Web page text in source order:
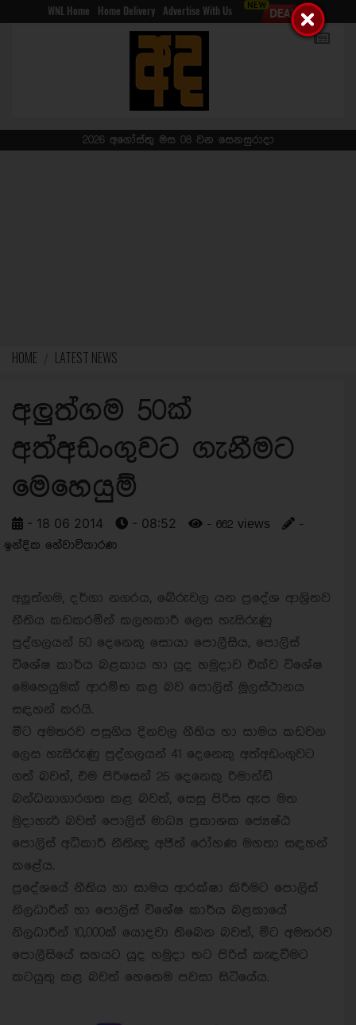
WNL Home Home Delivery Advertise With Us
2026 අගෝස්තු මස 08 වන සෙනසුරාදා
HOME LATEST NEWS
අලුත්ගම 50ක්
අත්අඩංගුවට ගැනීමට
මෙහෙයුම්
- 18 06 2014 - 08:52 - 662 views
-
ඉන්දික හේවාවිතාරණ
අලුත්ගම, දර්ගා නගරය, බේරුවල යන ප්‍රදේශ ආශ්‍රිතව
නීතිය කඩකරමින් කලහකාරී ලෙස හැසිරුණු
පුද්ගලයන් 50 දෙනෙකු සොයා පොලීසිය, පොලිස්
විශේෂ කාර්ය බළකාය හා යුද හමුදාව එක්ව විශේෂ
මෙහෙයුමක් ආරම්භ කළ බව පොලිස් මූලස්ථානය
සඳහන් කරයි.
මීට අමතරව පසුගිය දිනවල නීතිය හා සාමය කඩවන
ලෙස හැසිරුණු පුද්ගලයන් 41 දෙනෙකු අත්අඩංගුවට
ගත් බවත්, එම පිරිසෙන් 25 දෙනෙකු රිමාන්ඩ්
බන්ධනාගාරගත කළ බවත්, සෙසු පිරිස ඇප මත
මුදාහැරි බවත් පොලිස් මාධ්‍ය ප්‍රකාශක ජ්‍යෙෂ්ඨ
පොලිස් අධිකාරී නීතිඥ අජිත් රෝහණ මහතා සඳහන්
කළේය.
ප්‍රදේශයේ නීතිය හා සාමය ආරක්ෂා කිරීමට පොලිස්
නිලධාරීන් හා පොලිස් විශේෂ කාර්ය බළකායේ
නිලධාරීන් 10,000ක් යොදවා තිබෙන බවත්, මීට අමතරව
පොලීසියේ සහයට යුද හමුදා භට පිරිස් කැඳවීමට
කටයුතු කළ බවත් හෙතෙම පවසා සිටියේය.